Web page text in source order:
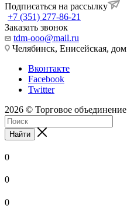
Подписаться на рассылку
+7 (351) 277-86-21
Заказать звонок
tdm-ooo@mail.ru
Челябинск, Енисейская,
Вконтакте
Facebook
Twitter
2026 © Торговое
Найти
0
0
0